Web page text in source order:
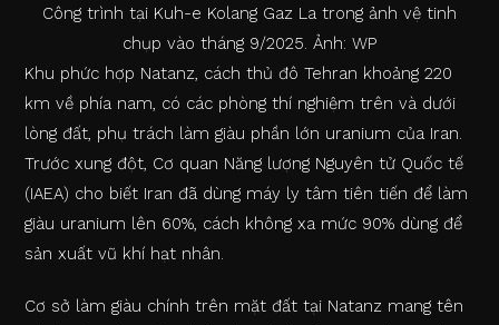
Công trình tại Kuh-e Kolang Gaz La trong ảnh vệ tinh
chụp vào tháng 9/2025. Ảnh: WP
Khu phức hợp Natanz, cách thủ đô Tehran khoảng 220
km về phía nam, có các phòng thí nghiệm trên và dưới
lòng đất, phụ trách làm giàu phần lớn uranium của Iran.
Trước xung đột, Cơ quan Năng lượng Nguyên tử Quốc tế
(IAEA) cho biết Iran đã dùng máy ly tâm tiên tiến để làm
giàu uranium lên 60%, cách không xa mức 90% dùng để
sản xuất vũ khí hạt nhân.
Cơ sở làm giàu chính trên mặt đất tại Natanz mang tên